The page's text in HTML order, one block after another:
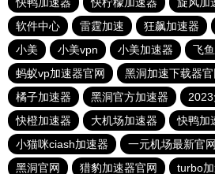
快鸭加速器
快柠檬加速器 旋风加
软件中心
雷霆加速 狂飙加速器
小美
小美vpn 小美加速器 飞
蚂蚁vp加速器官网
黑洞加速下载器官
橘子加速器
黑洞官方加速器
快橙加速器
大机场加速器
快鸭加
小猫咪ciash加速器
一元机场最新官网
黑洞官网
猎豹加速器官网 turbo